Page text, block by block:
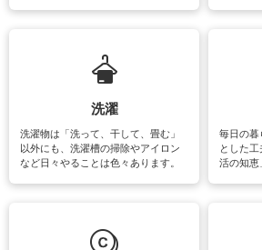
洗濯
洗濯物は「洗って、干して、畳む」
以外にも、洗濯槽の掃除やアイロン
など日々やることは色々あります。
マットなどの大きな洗濯物も、正し
毎日の暮
とした
活の知恵